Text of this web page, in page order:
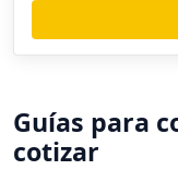
Guías para
cotizar